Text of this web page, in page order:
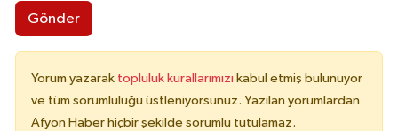
Gönder
Yorum yazarak topluluk kurallarımızı kabul etmiş bulunuyor
ve tüm sorumluluğu üstleniyorsunuz. Yazılan yorumlardan
Afyon Haber hiçbir şekilde sorumlu tutulamaz.